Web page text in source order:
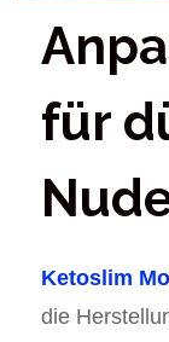
für
Ketoslim Mo
die